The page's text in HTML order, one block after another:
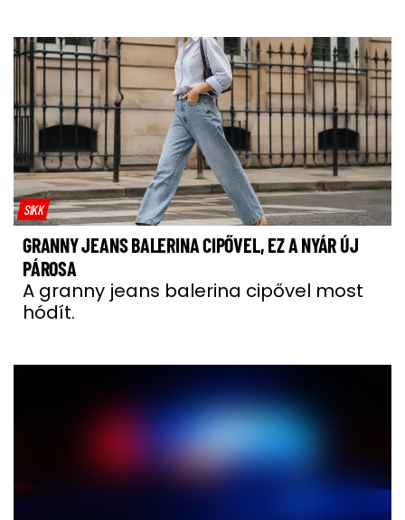
SIKK
GRANNY JEANS BALERINA CIPŐVEL, EZ A NYÁR ÚJ
PÁROSA
A granny jeans balerina cipővel most
hódít.